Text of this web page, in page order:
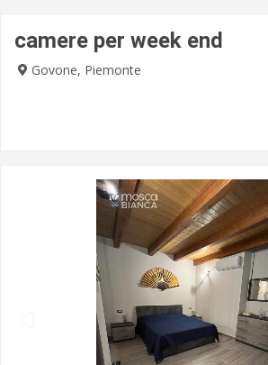
camere per week end
Govone, Piemonte